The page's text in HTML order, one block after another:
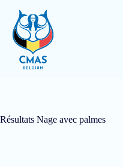
Résultats Nage avec palmes